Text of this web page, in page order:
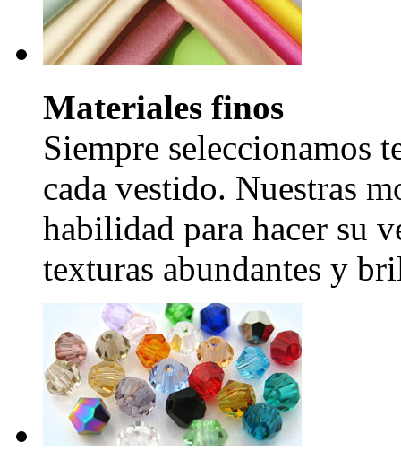
Materiales finos
Siempre seleccionamos
cada vestido. Nuestras
habilidad para hacer su
texturas abundantes y